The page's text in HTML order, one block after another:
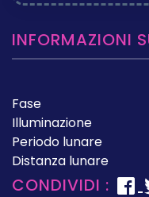
INFORMAZIONI
Fase
Illuminazione
Periodo lunare
Distanza lunare
CONDIVIDI :